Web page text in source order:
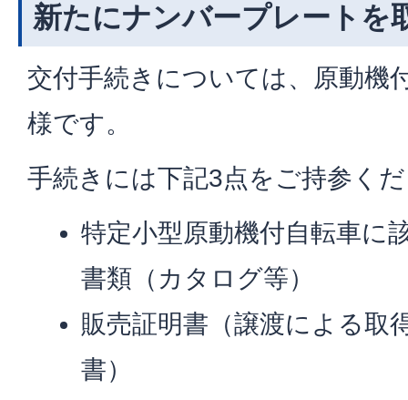
新たにナンバープレートを
交付手続きについては、原動機
様です。
手続きには下記3点をご持参く
特定小型原動機付自転車に
書類（カタログ等）
販売証明書（譲渡による取
書）